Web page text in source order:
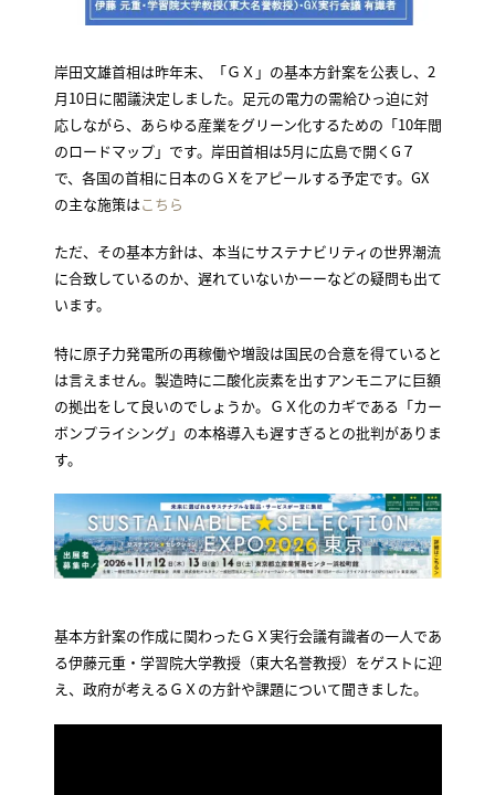
岸田文雄首相は昨年末、「ＧＸ」の基本方針案を公表し、2
月10日に閣議決定しました。足元の電力の需給ひっ迫に対
応しながら、あらゆる産業をグリーン化するための「10年間
のロードマップ」です。岸田首相は5月に広島で開くG７
で、各国の首相に日本のＧＸをアピールする予定です。GX
の主な施策はこちら
ただ、その基本方針は、本当にサステナビリティの世界潮流
に合致しているのか、遅れていないかーーなどの疑問も出て
います。
特に原子力発電所の再稼働や増設は国民の合意を得ていると
は言えません。製造時に二酸化炭素を出すアンモニアに巨額
の拠出をして良いのでしょうか。ＧＸ化のカギである「カー
ボンプライシング」の本格導入も遅すぎるとの批判がありま
す。
基本方針案の作成に関わったＧＸ実行会議有識者の一人であ
る伊藤元重・学習院大学教授（東大名誉教授）をゲストに迎
え、政府が考えるＧＸの方針や課題について聞きました。